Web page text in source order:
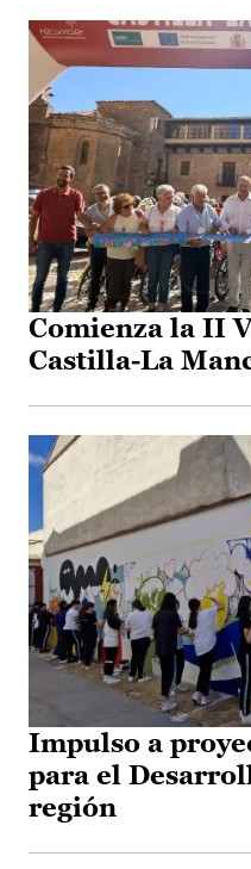
Comienza la II
Castilla-La
Impulso a
para el
región